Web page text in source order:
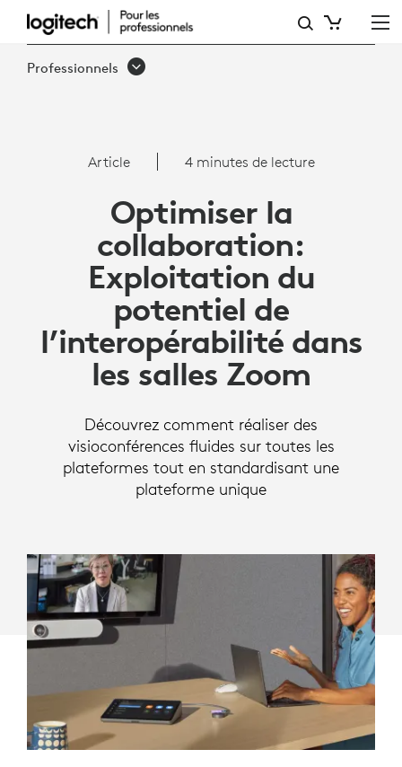
ARTICLE:
INTEROPÉRABILITÉ
ROOMS
Professionnels
Article 4 minutes de lecture
Optimiser la
collaboration:
Exploitation du
potentiel de
l’interopérabilité dans
les salles Zoom
Découvrez comment réaliser des
visioconférences fluides sur toutes les
plateformes tout en standardisant une
plateforme unique